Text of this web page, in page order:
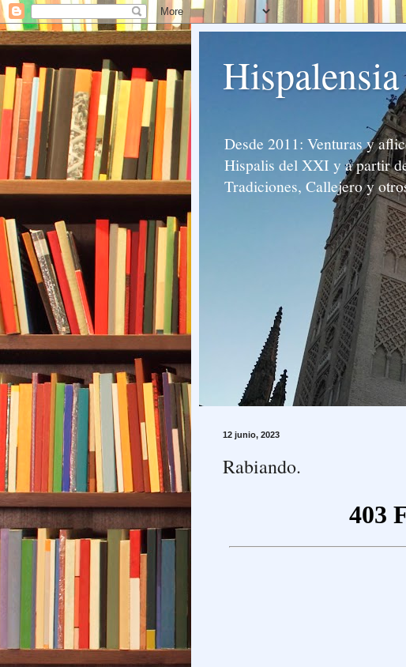
Hispalensia
Desde 2011: Venturas y
Hispalis del XXI y a partir
Tradiciones, Callejero y
12 junio, 2023
Rabiando.